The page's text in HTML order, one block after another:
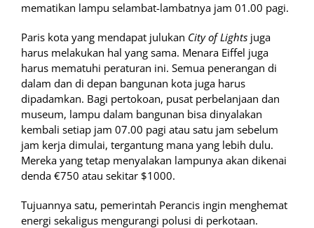
mematikan lampu selambat-lambatnya jam 01.00 pagi.
Paris kota yang mendapat julukan City of Lights juga
harus melakukan hal yang sama. Menara Eiffel juga
harus mematuhi peraturan ini. Semua penerangan di
dalam dan di depan bangunan kota juga harus
dipadamkan. Bagi pertokoan, pusat perbelanjaan dan
museum, lampu dalam bangunan bisa dinyalakan
kembali setiap jam 07.00 pagi atau satu jam sebelum
jam kerja dimulai, tergantung mana yang lebih dulu.
Mereka yang tetap menyalakan lampunya akan dikenai
denda €750 atau sekitar $1000.
Tujuannya satu, pemerintah Perancis ingin menghemat
energi sekaligus mengurangi polusi di perkotaan.